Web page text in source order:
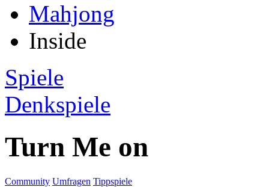
Mahjong
Inside
Spiele
Denkspiele
Turn Me on
Community Umfragen Tippspiele